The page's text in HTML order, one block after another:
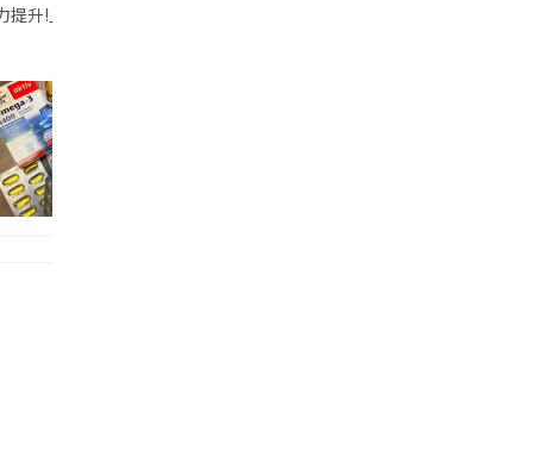
帶的行動電源機身已標示「10000mAh」，卻仍被要求當場丟
提升!｣ 長時間對住電腦､剪片寫稿,成日覺得眼睛乾澀､腦袋好似｢斷